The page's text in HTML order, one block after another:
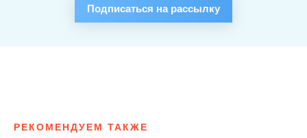
Подписаться на рассылку
РЕКОМЕНДУЕМ ТАКЖЕ